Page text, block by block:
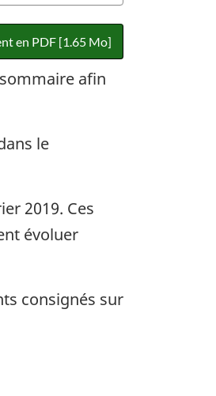
en PDF [1.65 Mo]
afin
le
2019. Ces
évoluer
consignés sur